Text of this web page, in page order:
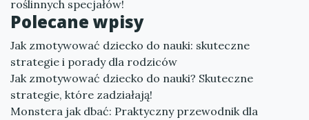
roślinnych specjałów!
Polecane wpisy
Jak zmotywować dziecko do nauki: skuteczne
strategie i porady dla rodziców
Jak zmotywować dziecko do nauki? Skuteczne
strategie, które zadziałają!
Monstera jak dbać: Praktyczny przewodnik dla